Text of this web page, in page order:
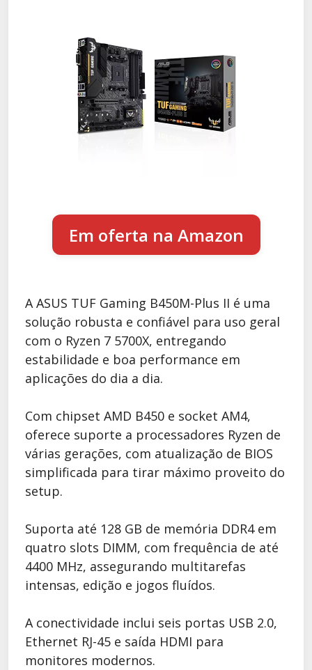
Em oferta na Amazon
A ASUS TUF Gaming B450M-Plus II é uma
solução robusta e confiável para uso geral
com o Ryzen 7 5700X, entregando
estabilidade e boa performance em
aplicações do dia a dia.
Com chipset AMD B450 e socket AM4,
oferece suporte a processadores Ryzen de
várias gerações, com atualização de BIOS
simplificada para tirar máximo proveito do
setup.
Suporta até 128 GB de memória DDR4 em
quatro slots DIMM, com frequência de até
4400 MHz, assegurando multitarefas
intensas, edição e jogos fluídos.
A conectividade inclui seis portas USB 2.0,
Ethernet RJ-45 e saída HDMI para
monitores modernos.